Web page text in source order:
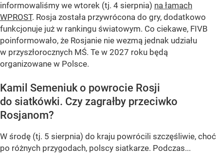
informowaliśmy we wtorek (tj. 4 sierpnia) na łamach
WPROST. Rosja została przywrócona do gry, dodatkowo
funkcjonuje już w rankingu światowym. Co ciekawe, FIVB
poinformowało, że Rosjanie nie wezmą jednak udziału
w przyszłorocznych MŚ. Te w 2027 roku będą
organizowane w Polsce.
Kamil Semeniuk o powrocie Rosji
do siatkówki. Czy zagrałby przeciwko
Rosjanom?
W środę (tj. 5 sierpnia) do kraju powrócili szczęśliwie, choć
po różnych przygodach, polscy siatkarze. Podczas...